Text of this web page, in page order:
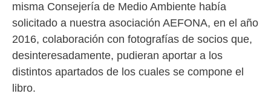
misma Consejería de Medio Ambiente había
solicitado a nuestra asociación AEFONA, en el año
2016, colaboración con fotografías de socios que,
desinteresadamente, pudieran aportar a los
distintos apartados de los cuales se compone el
libro.